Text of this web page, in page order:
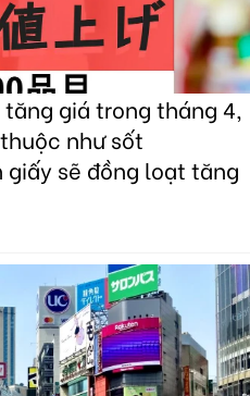
giá trong tháng 4,
như sốt
giấy sẽ đồng loạt tăng